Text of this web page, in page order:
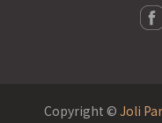
Copyright © Joli